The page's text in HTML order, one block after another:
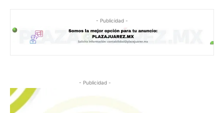
- Publicidad -
- Publicidad -